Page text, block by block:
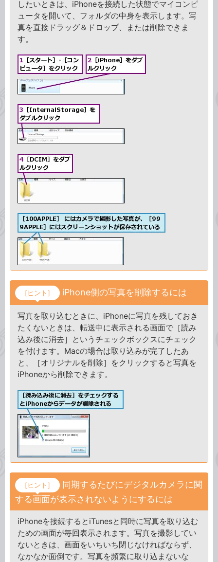
したいときは、iPhoneを接続した状態でマイコンピ
ュータを開いて、フォルダの中身を表示します。写
真を直接ドラッグ＆ドロップ、または削除できま
す。
[ヒント] iPhone側の写真を削除するには
写真を取り込むときに、iPhoneに写真を残しておき
たくないときは、転送中に表示される画面で［読み
込み後に消去］というチェックボックスにチェック
を付けます。Macの場合は取り込みが完了したあ
と、［オリジナルを削除］をクリックすると写真を
iPhoneから削除できます。
[ヒント]
同期するたびにデジタルカメラに関
する画面が表示されないようにするには
iPhoneを接続するとiTunesと同時に写真を取り込む
ための画面が毎回表示されます。写真を撮影してい
ないときは、画面をいちいち閉じなければならず、
なかなか面倒です。写真を頻繁に取り込まないな